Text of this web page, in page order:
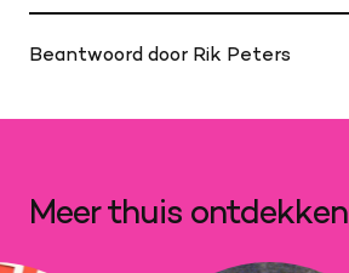
Beantwoord door Rik Peters
Meer thuis ontdekken